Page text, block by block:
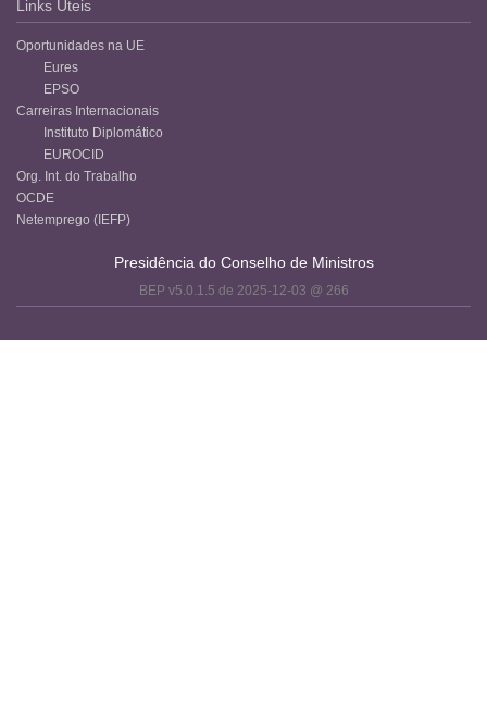
Links Úteis
Oportunidades na UE
Eures
EPSO
Carreiras Internacionais
Instituto Diplomático
EUROCID
Org. Int. do Trabalho
OCDE
Netemprego (IEFP)
Presidência do Conselho de Ministros
BEP v5.0.1.5 de 2025-12-03 @ 266